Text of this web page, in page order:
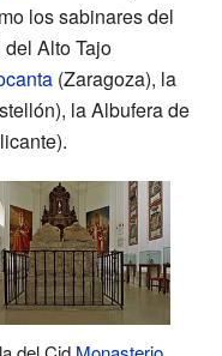
los sabinares del
Alto Tajo
(Zaragoza), la
la Albufera de